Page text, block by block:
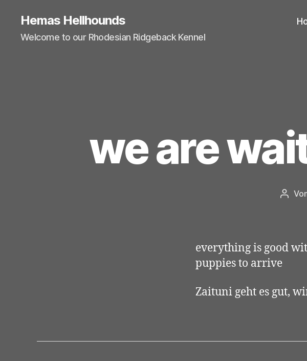
Hemas Hellhounds
Welcome to our Rhodesian Ridgeback Kennel
we are
everything is good
puppies to arrive
Zaituni geht es gut,